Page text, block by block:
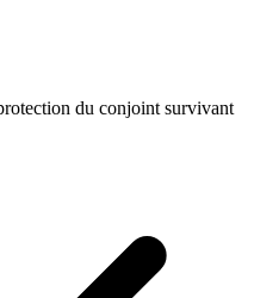
du conjoint survivant